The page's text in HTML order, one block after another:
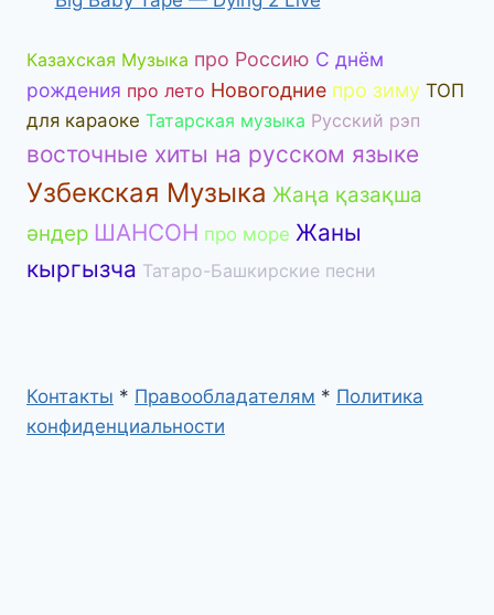
Казахская Музыка про Россию С днём
рождения про лето Новогодние про зиму ТОП
для караоке Татарская музыка Русский рэп
восточные хиты на русском языке
Узбекская Музыка Жаңа қазақша
әндер ШАНСОН про море Жаны
кыргызча Татаро-Башкирские песни
Контакты * Правообладателям * Политика
конфиденциальности